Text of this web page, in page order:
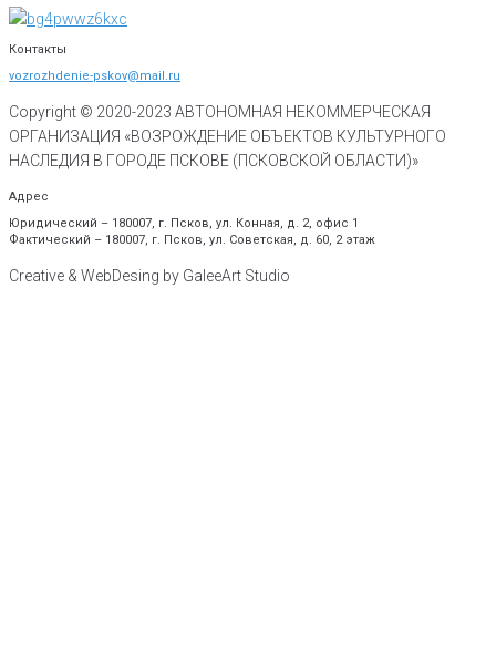
Контакты
vozrozhdenie-pskov@mail.ru
Copyright © 2020-2023 АВТОНОМНАЯ НЕКОММЕРЧЕСКАЯ
ОРГАНИЗАЦИЯ «ВОЗРОЖДЕНИЕ ОБЪЕКТОВ КУЛЬТУРНОГО
НАСЛЕДИЯ В ГОРОДЕ ПСКОВЕ (ПСКОВСКОЙ ОБЛАСТИ)»
Адрес
Юридический – 180007, г. Псков, ул. Конная, д. 2, офис 1
Фактический – 180007, г. Псков, ул. Советская, д. 60, 2 этаж
Creative & WebDesing by GaleeArt Studio